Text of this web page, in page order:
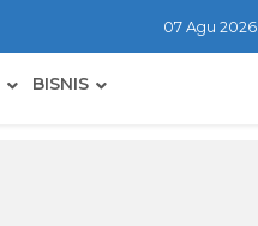
07 Agu 2026
BISNIS